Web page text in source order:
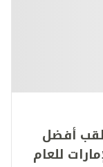
أفضل
للعام